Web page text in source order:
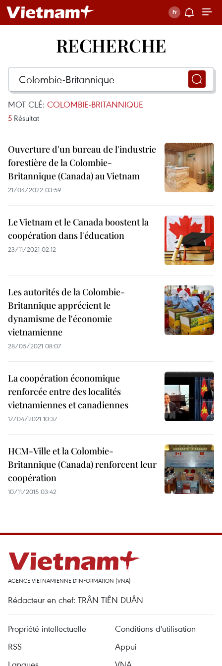
RECHERCHE
MOT CLÉ: COLOMBIE-BRITANNIQUE
5 Résultat
Ouverture d'un bureau de l'industrie
forestière de la Colombie-
Britannique (Canada) au Vietnam
21/04/2022 03:59
Le Vietnam et le Canada boostent la
coopération dans l'éducation
23/11/2021 02:12
Les autorités de la Colombie-
Britannique apprécient le
dynamisme de l'économie
vietnamienne
28/05/2021 08:07
La coopération économique
renforcée entre des localités
vietnamiennes et canadiennes
17/04/2021 10:37
H​CM-Ville et la Colombie-
Britannique (Canada) renforcent leur
coopération
10/11/2015 03:42
AGENCE VIETNAMIENNE D'INFORMATION (VNA)
Rédacteur en chef: TRÂN TIÊN DUÂN
Propriété intellectuelle
Conditions d'utilisation
RSS
Appui